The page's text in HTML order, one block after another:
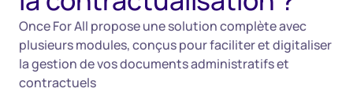
Once For All propose une solution complète avec
plusieurs modules, conçus pour faciliter et digitaliser
la gestion de vos documents administratifs et
contractuels